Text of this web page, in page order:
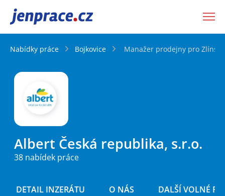
JenPráce.cz
Nabídky práce Bojkovice Manažer prodejny pro
Albert Česká republika, s.r.o.
38 nabídek práce
DETAIL INZERÁTU O NÁS DALŠÍ VOLNÉ